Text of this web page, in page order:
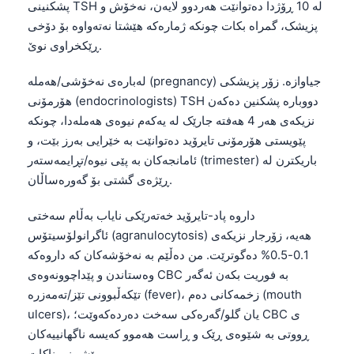
پشکنینی TSH لە 10 ڕۆژدا دەتوانێت هەردوو لایەن، نەخۆش و
پزیشک، گمراه بکات چونکە ژمارەکە هێشتا نەتەواوە بۆ دۆخی
ڕێکخراوی نوێ.
لەبارەی نەخۆشی/هەملە (pregnancy) جیاوازە. زۆر پزیشکی
هۆرمۆنی (endocrinologists) TSH دووبارە پشکنین دەکەن
نزیکەی هەر 4 هەفتە جارێک لە یەکەم نیوەی هەملەدا، چونکە
پێویستی هۆرمۆنی تایرۆید دەتوانێت بە خێرایی بەرز بێت، و
ئامانجەکان بە پێی نیوە/تڕایمەستەر (trimester) باریکترن لە
ڕێژەی گشتی بۆ گەورەساڵان.
داروە پاد-تایرۆید خەتەرێکی نایاب بەڵام سەختی
ئاگرانولۆسیتۆس (agranulocytosis) هەیە، زۆرجار نزیکەی
0.1-0.5% دەگوترێت. من دەڵێم بە نەخۆشەکان کە داروەکە
وەستاندن و پێداچوونەوەی CBC بە فوریت بکەن ئەگەر
تێکەڵبوونی تێز/تەمەزرە (fever)، زخمەکانی دەم (mouth
ulcers)، یان گلو/گەرەکی سەخت دەردەکەوێت؛ CBC ی
ڕووتی بە شێوەی ڕێک و ڕاست هەموو کەیسە ناگهانییەکان
Occitan
العربية المغربية
Afrikaans
Монгол
ພາສາລາວ
Cebuano
ئۇيغۇرچە
Кыргызча
Татар теле
Esperanto
Frysk